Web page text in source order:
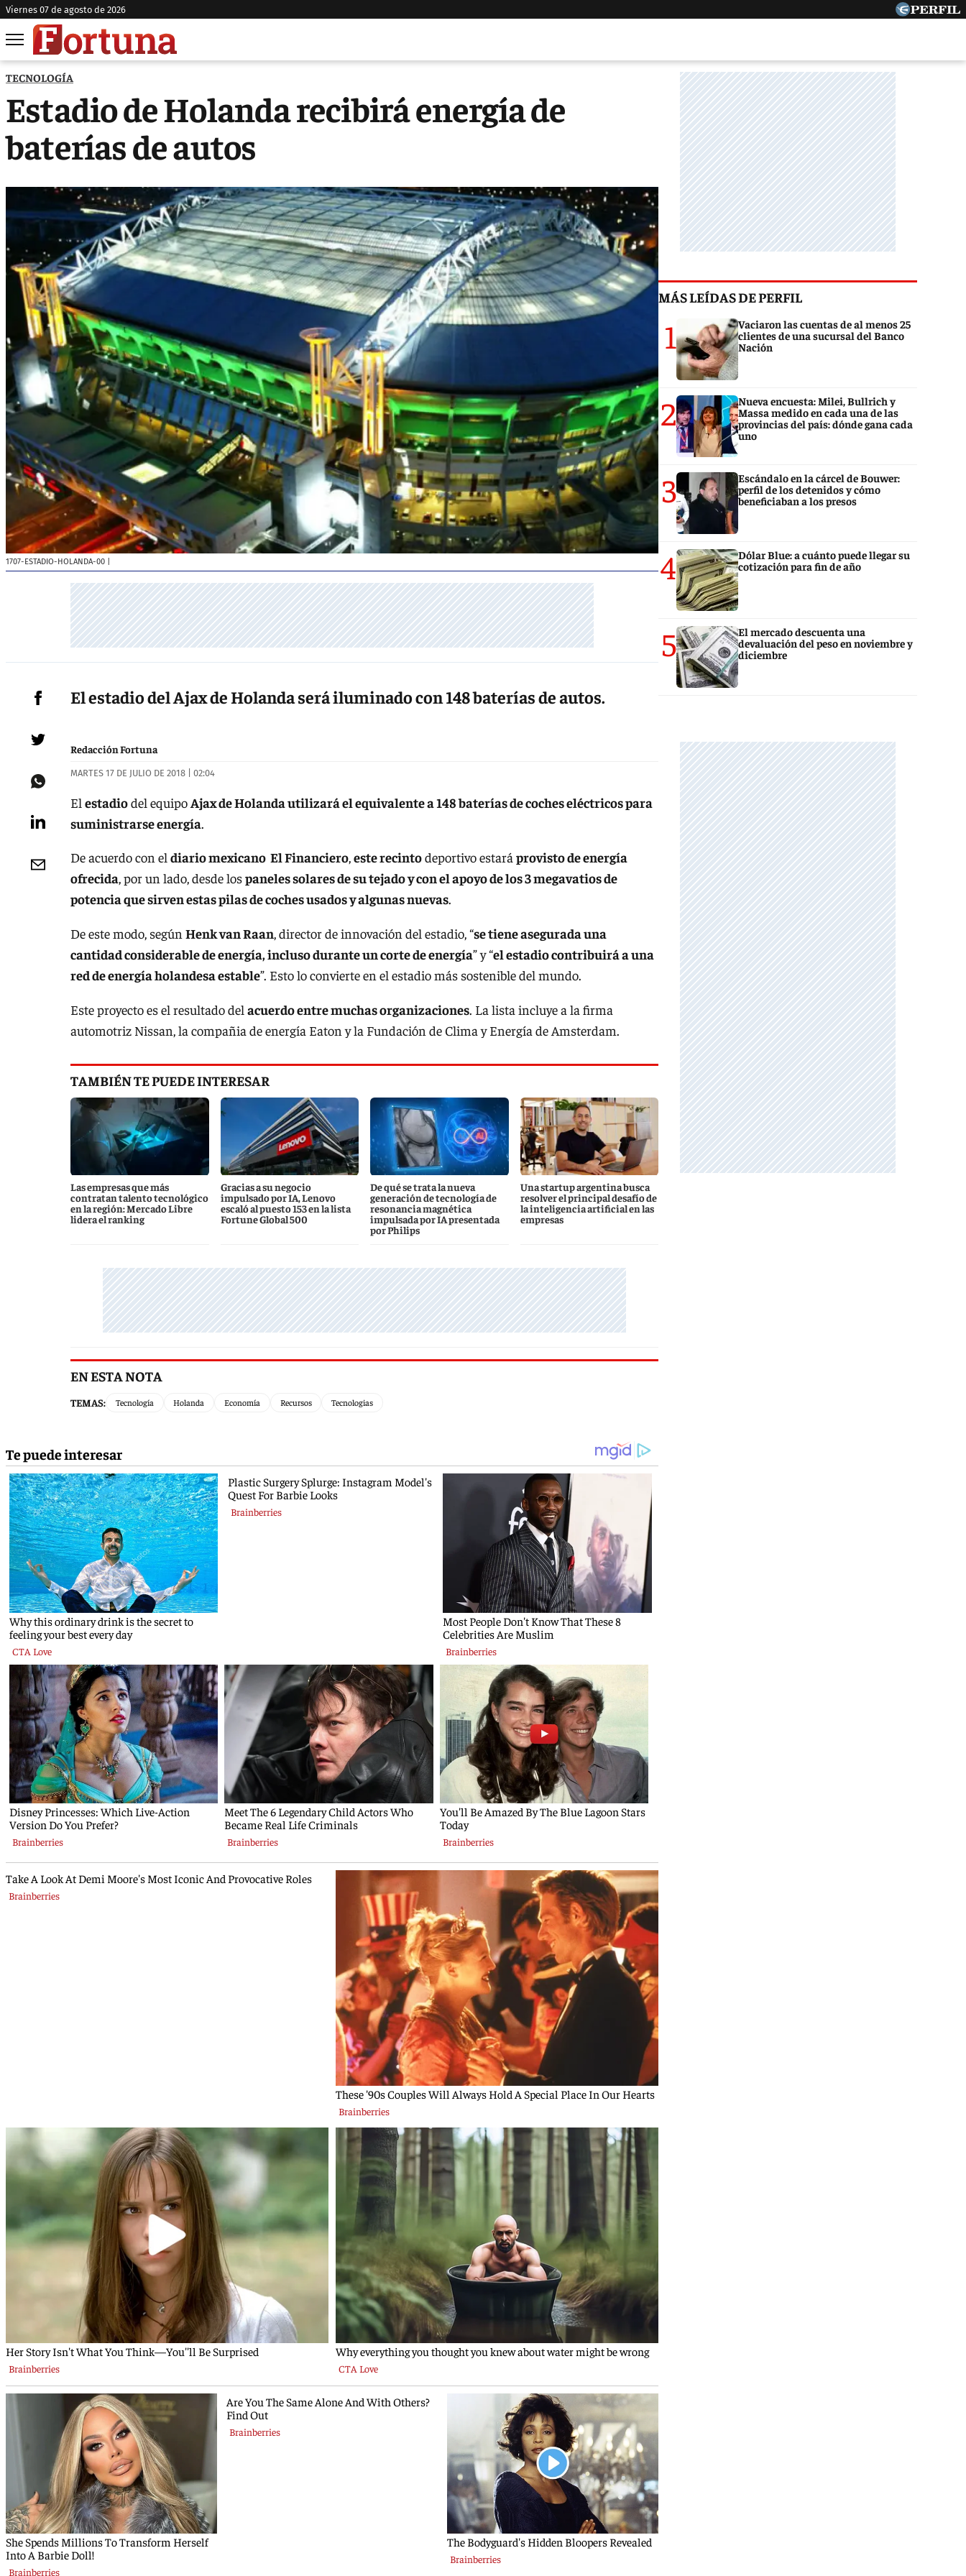
viernes 07 de agosto de 2026
TECNOLOGÍA
Estadio de Holanda recibirá energía de
baterías de autos
1707-ESTADIO-HOLANDA-00
El estadio del Ajax de Holanda será iluminado con 148 baterías de autos.
Redacción Fortuna
MARTES 17 DE JULIO DE 2018 | 02:04
El estadiodel equipoAjax de Holanda utilizará el equivalente a 148 baterías de coches eléctricos para
suministrarse energía.
De acuerdo con el diario mexicano El Financiero,este recintodeportivo estará provisto de energía
ofrecida, por un lado, desde lospaneles solares de su tejado y con el apoyo de los 3 megavatios de
potencia que sirven estas pilas de coches usados y algunas nuevas.
De este modo, según Henk van Raan, director de innovación del estadio, “se tiene asegurada una
cantidad considerable de energía, incluso durante un corte de energía” y “el estadio contribuirá a una
red de energía holandesa estable”. Esto lo convierte en el estadio más sostenible del mundo.
Este proyecto es el resultado del acuerdo entre muchas organizaciones. La lista incluye a la firma
automotriz Nissan, la compañia de energía Eaton y la Fundación de Clima y Energía de Amsterdam.
TAMBIÉN TE PUEDE INTERESAR
Las empresas que más
contratan talento tecnológico
en la región: Mercado Libre
lidera el ranking
Gracias a su negocio
impulsado por IA, Lenovo
escaló al puesto 153 en la lista
Fortune Global 500
De qué se trata la nueva
generación de tecnología de
resonancia magnética
impulsada por IA presentada
por Philips
Una startup argentina busca
resolver el principal desafío de
la inteligencia artificial en las
empresas
EN ESTA NOTA
TEMAS: Tecnología Holanda Economía Recursos Tecnologias
MÁS LEÍDAS DE PERFIL
1
Vaciaron las cuentas de al menos 25
clientes de una sucursal del Banco
Nación
2
Nueva encuesta: Milei, Bullrich y
Massa medido en cada una de las
provincias del país: dónde gana cada
uno
3
Escándalo en la cárcel de Bouwer:
perfil de los detenidos y cómo
beneficiaban a los presos
4
Dólar Blue: a cuánto puede llegar su
cotización para fin de año
5
El mercado descuenta una
devaluación del peso en noviembre y
diciembre